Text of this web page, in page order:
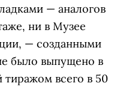
— аналогов
ни в Музее
— созданными
было выпущено в
тиражом всего в 50